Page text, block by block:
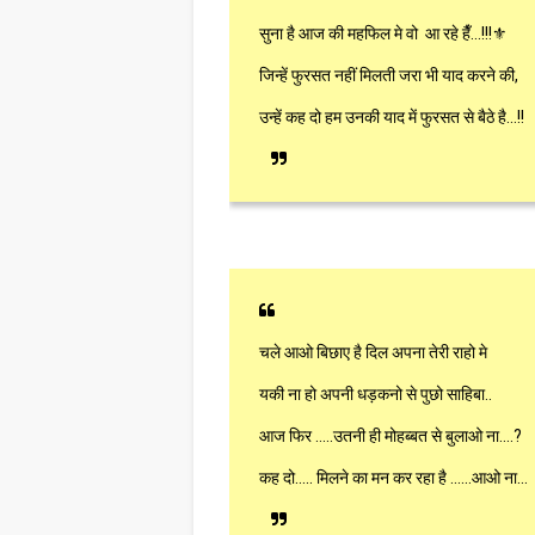
सुना है आज की महफिल मे वो आ रहे हैँ…!!!⚜
जिन्हें फुरसत नहीं मिलती जरा भी याद करने की,
उन्हें कह दो हम उनकी याद में फुरसत से बैठे है...!!
चले आओ बिछाए है दिल अपना तेरी राहो मे
यकी ना हो अपनी धड़कनो से पुछो साहिबा..
आज फिर .....उतनी ही मोहब्बत से बुलाओ ना....​?
कह दो..... मिलने का मन कर रहा है ......आओ ना...